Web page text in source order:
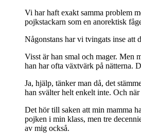
Vi har haft exakt samma problem
pojkstackarn som en anorektisk
Någonstans har vi tvingats inse att
Visst är han smal och mager. Men
han har ofta växtvärk på nätterna.
Ja, hjälp, tänker man då, det
han svälter helt enkelt inte. Och
Det hör till saken att min mamma
pojken i min klass, men tre
av mig också.